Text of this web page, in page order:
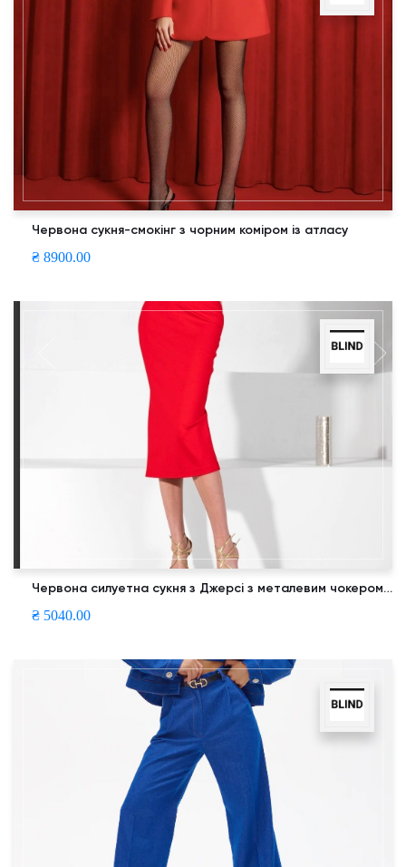
Червона сукня-смокінг з чорним коміром із атласу
₴ 8900.00
Червона силуетна сукня з Джерсі з металевим чокером і манжетами
₴ 5040.00